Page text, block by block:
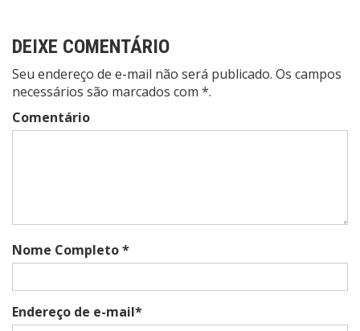
DEIXE COMENTÁRIO
Seu endereço de e-mail não será publicado. Os campos
necessários são marcados com *.
Comentário
Nome Completo *
Endereço de e-mail*